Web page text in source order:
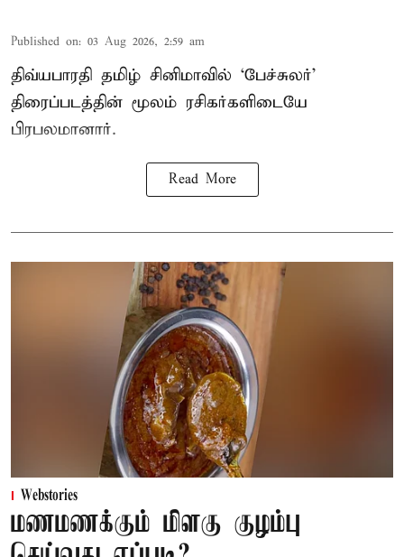
Published on: 03 Aug 2026, 2:59 am
திவ்யபாரதி தமிழ் சினிமாவில் ‘பேச்சுலர்’
திரைப்படத்தின் மூலம் ரசிகர்களிடையே
பிரபலமானார்.
Read More
Webstories
மணமணக்கும் மிளகு குழம்பு